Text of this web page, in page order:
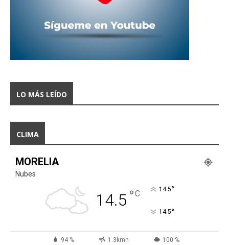
LO MÁS LEÍDO
CLIMA
MORELIA
Nubes
14.5 °C 14.5°
14.5°
94 % 1.3kmh 100 %